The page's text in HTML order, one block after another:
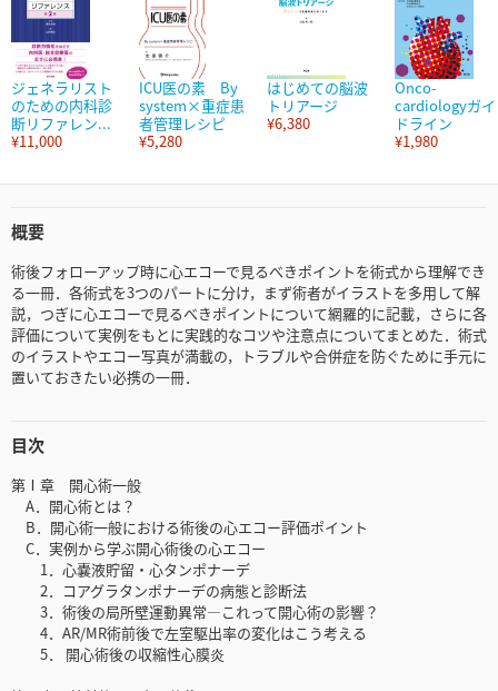
ジェネラリスト
のための内科診
断リファレン...
¥11,000
ICU医の素 By
system×重症患
者管理レシピ
¥5,280
はじめての脳波
トリアージ
¥6,380
Onco-
cardiologyガイ
ドライン
¥1,980
概要
術後フォローアップ時に心エコーで見るべきポイントを術式から理解でき
る一冊．各術式を3つのパートに分け，まず術者がイラストを多用して解
説，つぎに心エコーで見るべきポイントについて網羅的に記載，さらに各
評価について実例をもとに実践的なコツや注意点についてまとめた．術式
のイラストやエコー写真が満載の，トラブルや合併症を防ぐために手元に
置いておきたい必携の一冊．
目次
第Ⅰ章 開心術一般
A．開心術とは？
B．開心術一般における術後の心エコー評価ポイント
C．実例から学ぶ開心術後の心エコー
1．心嚢液貯留・心タンポナーデ
2．コアグラタンポナーデの病態と診断法
3．術後の局所壁運動異常―これって開心術の影響？
4．AR/MR術前後で左室駆出率の変化はこう考える
5． 開心術後の収縮性心膜炎